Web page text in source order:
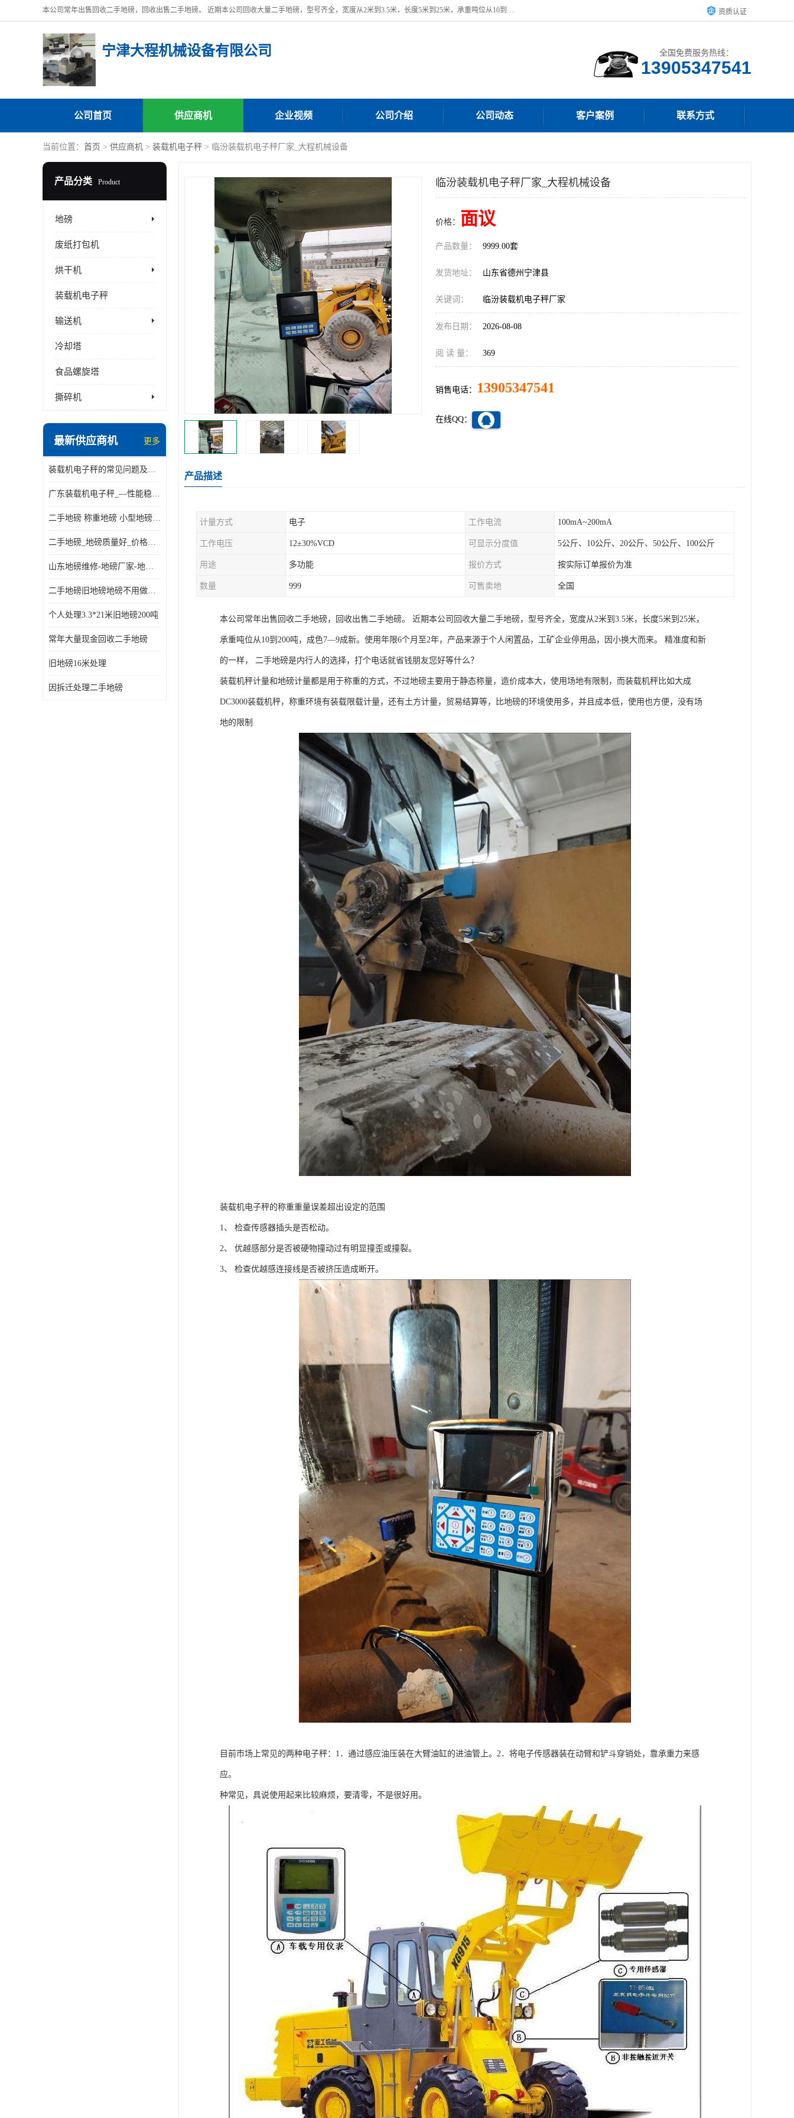
本公司常年出售回收二手地磅，回收出售二手地磅。 近期本公司回收大量二手地磅，型号齐全，宽度从2米到3.5米，长度5米到25米，承重吨位从10到200吨，成色7—9成新。 ? 使用年限6个月至2年，产品来源于个人闲置品，工矿企业停用品，因小换大而来。 精准度和新的一样， 二手地磅是内行人的选择，打个电话就省钱朋友您好等什么 资质认证
宁津大程机械设备有限公司 全国免费服务热线：
13905347541
公司首页 供应商机 企业视频 公司介绍 公司动态 客户案例 联系方式
当前位置： 首页 > 供应商机 > 装载机电子秤 > 临汾装载机电子秤厂家_大程机械设备
产品分类 Product
地磅
废纸打包机
烘干机
装载机电子秤
输送机
冷却塔
食品螺旋塔
撕碎机
最新供应商机 更多
装载机电子秤的常见问题及解决方法介绍
广东装载机电子秤_—性能稳定—操作简单—品质可靠
二手地磅 称重地磅 小型地磅 一百吨地磅
二手地磅_地磅质量好_价格便宜这里找【地磅行家】
山东地磅维修-地磅厂家-地磅价格-二手地磅
二手地磅旧地磅地磅不用做地基
个人处理3.3*21米旧地磅200吨
常年大量现金回收二手地磅
旧地磅16米处理
因拆迁处理二手地磅
临汾装载机电子秤厂家_大程机械设备
价格： 面议
产品数量： 9999.00套
发货地址： 山东省德州宁津县
关键词： 临汾装载机电子秤厂家
发布日期： 2026-08-08
阅 读 量： 369
销售电话： 13905347541
在线QQ：
产品描述
计量方式 电子 工作电流 100mA~200mA
工作电压 12±30%VCD 可显示分度值 5公斤、10公斤、20公斤、50公斤、100公斤
用途 多功能 报价方式 按实际订单报价为准
数量 999 可售卖地 全国
本公司常年出售回收二手地磅，回收出售二手地磅。 近期本公司回收大量二手地磅，型号齐全，宽度从2米到3.5米，长度5米到25米，
承重吨位从10到200吨，成色7—9成新。使用年限6个月至2年，产品来源于个人闲置品，工矿企业停用品，因小换大而来。 精准度和新
的一样， 二手地磅是内行人的选择，打个电话就省钱朋友您好等什么？
装载机秤计量和地磅计量都是用于称重的方式，不过地磅主要用于静态称量，造价成本大，使用场地有限制，而装载机秤比如大成
DC3000装载机秤，称重环境有装载限载计量，还有土方计量，贸易结算等，比地磅的环境使用多，并且成本低，使用也方便，没有场
地的限制
装载机电子秤的称重重量误差超出设定的范围
1、 检查传感器插头是否松动。
2、 优越感部分是否被硬物撞动过有明显撞歪或撞裂。
3、 检查优越感连接线是否被挤压造成断开。
目前市场上常见的两种电子秤：1．通过感应油压装在大臂油缸的进油管上。2．将电子传感器装在动臂和铲斗穿销处，靠承重力来感
应。
种常见，具说使用起来比较麻烦，要清零，不是很好用。